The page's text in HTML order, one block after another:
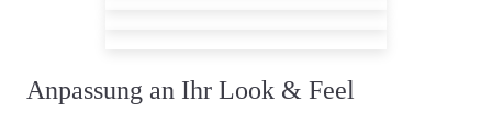
Anpassung an Ihr Look & Feel